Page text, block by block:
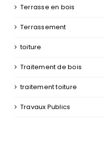
Terrasse en bois
Terrassement
toiture
Traitement de bois
traitement toiture
Travaux Publics